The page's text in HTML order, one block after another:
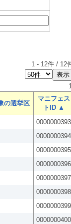
1 - 12件 / 12
の選挙区
マニフェス
トID ▲
0000000393
0000000394
0000000395
0000000396
0000000397
0000000398
0000000399
0000000400